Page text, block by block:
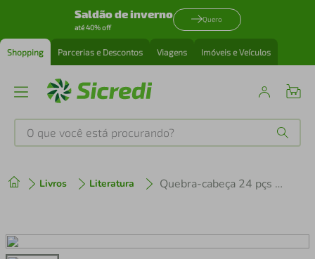
Saldão de inverno
até 40% off
Quero
Shopping Parcerias e Descontos Viagens Imóveis e Veículos
O que você está procurando?
Livros Literatura Quebra-cabeça 24 pçs - Baby Safari - Ref 791829
2º cafeteira